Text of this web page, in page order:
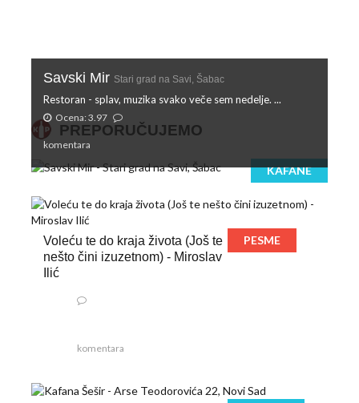
PREPORUČUJEMO
KAFANE
Savski Mir Stari grad na Savi, Šabac
Restoran - splav, muzika svako veče sem nedelje. ...
Ocena: 3.97
komentara
Voleću te do kraja života (Još te
nešto čini izuzetnom) - Miroslav
Ilić
PESME
komentara